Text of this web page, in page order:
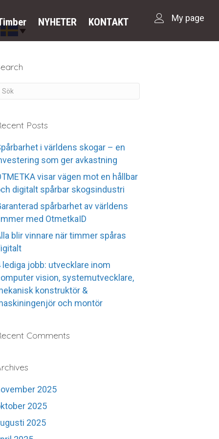
NYHETER KONTAKT My page
Posts
i världens skogar – en
som ger avkastning
visar vägen mot en hållbar
digitalt spårbar skogsindustri
spårbarhet av världens
med OtmetkaID
blir vinnare när timmer spåras
lediga jobb: utvecklare inom
vision, systemutvecklare,
konstruktör &
och montör
Comments
2025
2025
2025